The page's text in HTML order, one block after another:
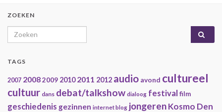
ZOEKEN
Search for:
TAGS
2007 20082009 2010 2011 2012 audio avond cultureel
cultuur dans debat/talkshow dialoog festival film
geschiedenis gezinnen internet blog jongerenKosmo Den